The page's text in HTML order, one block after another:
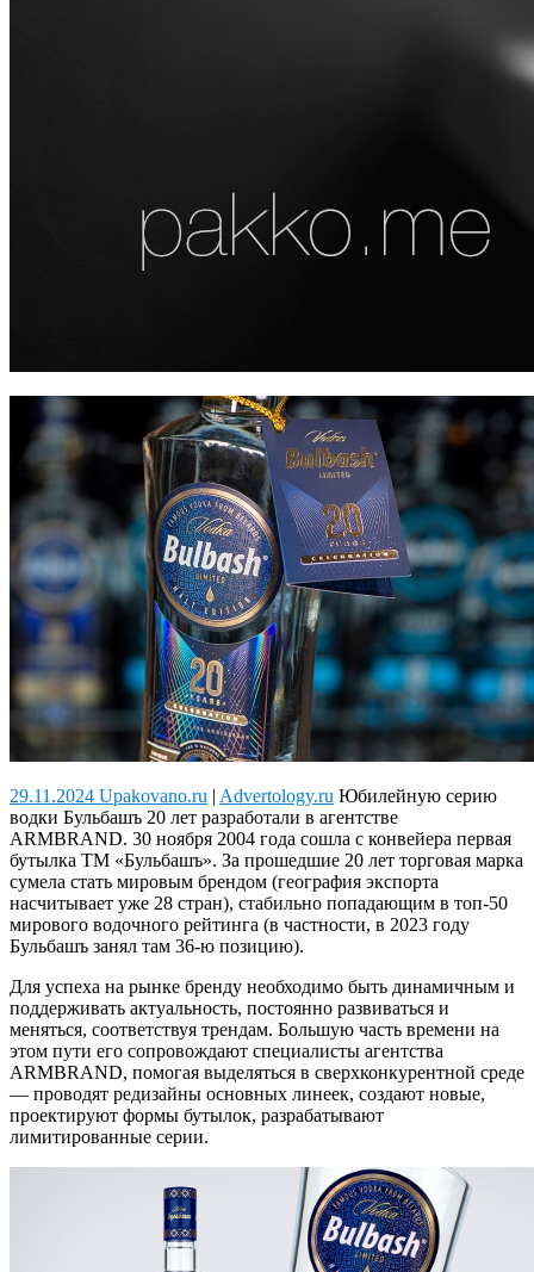
29.11.2024 Upakovano.ru | Advertology.ru Юбилейную серию
водки Бульбашъ 20 лет разработали в агентстве
ARMBRAND. 30 ноября 2004 года сошла с конвейера первая
бутылка ТМ «Бульбашъ». За прошедшие 20 лет торговая марка
сумела стать мировым брендом (география экспорта
насчитывает уже 28 стран), стабильно попадающим в топ-50
мирового водочного рейтинга (в частности, в 2023 году
Бульбашъ занял там 36-ю позицию).
Для успеха на рынке бренду необходимо быть динамичным и
поддерживать актуальность, постоянно развиваться и
меняться, соответствуя трендам. Большую часть времени на
этом пути его сопровождают специалисты агентства
ARMBRAND, помогая выделяться в сверхконкурентной среде
— проводят редизайны основных линеек, создают новые,
проектируют формы бутылок, разрабатывают
лимитированные серии.